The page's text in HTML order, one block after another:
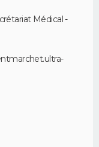
Médical -